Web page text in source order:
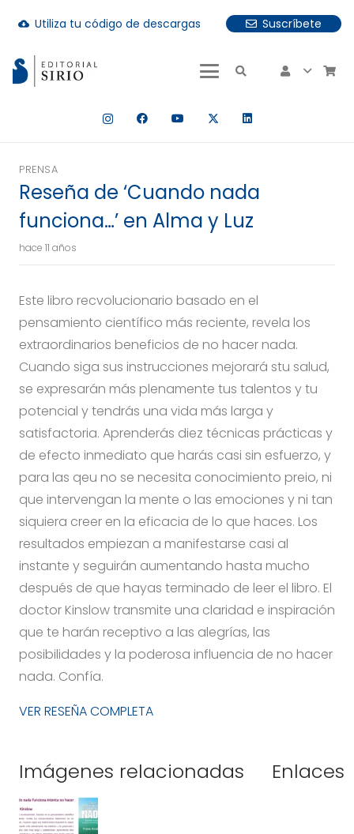
cloud_download Utiliza tu código de descargas
Suscríbete
hay resultados autocompletados, puedes utilizar las
PRENSA
Reseña de ‘Cuando nada
funciona…’ en Alma y Luz
hace 11 años
Este libro recvolucionario basado en el
pensamiento científico más reciente, revela los
extraordinarios beneficios de no hacer nada.
Cuando siga sus instrucciones mejorará stu salud,
se expresarán más plenamente tus talentos y tu
potencial y tendrás una vida más larga y
satisfactoria. Aprenderás diez técnicas prácticas y
de efecto inmediato que harás casi sin esfuerzo, y
para las qeu no se necesita conocimiento preio, ni
que intervengan la mente o las emociones y ni tan
siquiera creer en la eficacia de lo que haces. Los
resultados empiezan a manifestarse casi al
instante y seguirán aumentando hasta mucho
después de que hayas terminado de leer el libro. El
doctor Kinslow transmite una claridad e inspiración
que te harán receptivo a las alegrías, las
posibilidades y la poderosa influencia de no hacer
nada. Confía.
VER RESEÑA COMPLETA
Imágenes relacionadas Enlaces